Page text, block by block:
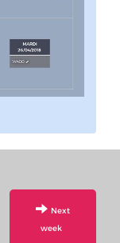
Next
week